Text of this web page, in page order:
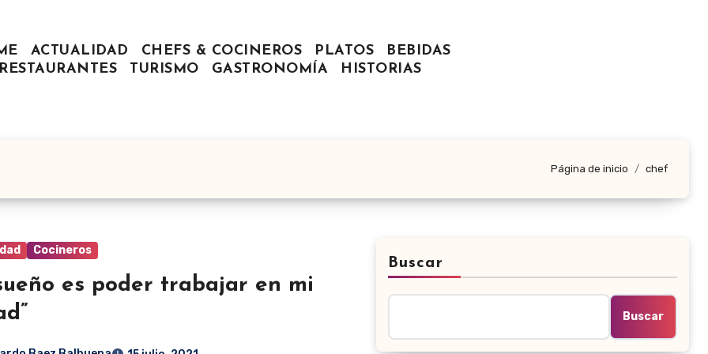
ACTUALIDAD CHEFS & COCINEROS PLATOS
BEBIDAS
RESTAURANTES
TURISMO GASTRONOMÍA HISTORIAS
Página de inicio chef
Cocineros
es poder trabajar en mi
Buscar
Buscar